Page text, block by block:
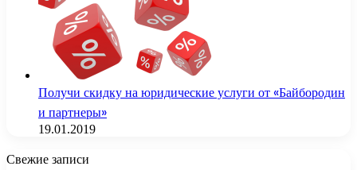
Получи скидку на юридические услуги от «Байбородин
и партнеры»
19.01.2019
Свежие записи